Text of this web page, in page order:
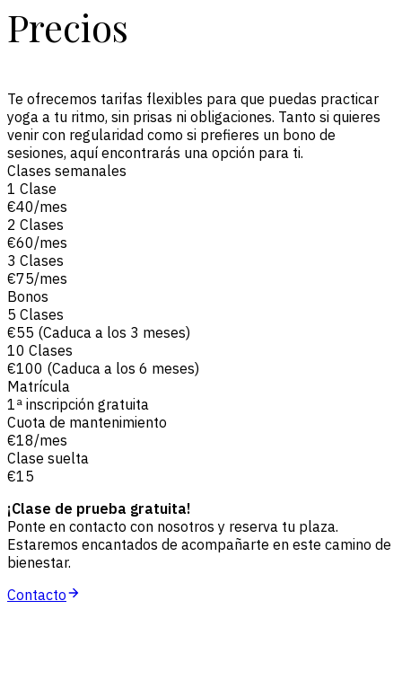
Precios
Te ofrecemos tarifas flexibles para que puedas practicar
yoga a tu ritmo, sin prisas ni obligaciones. Tanto si quieres
venir con regularidad como si prefieres un bono de
sesiones, aquí encontrarás una opción para ti.
Clases semanales
1 Clase
€40/mes
2 Clases
€60/mes
3 Clases
€75/mes
Bonos
5 Clases
€55 (Caduca a los 3 meses)
10 Clases
€100 (Caduca a los 6 meses)
Matrícula
1ª inscripción gratuita
Cuota de mantenimiento
€18/mes
Clase suelta
€15
¡Clase de prueba gratuita!
Ponte en contacto con nosotros y reserva tu plaza.
Estaremos encantados de acompañarte en este camino de
bienestar.
Contacto